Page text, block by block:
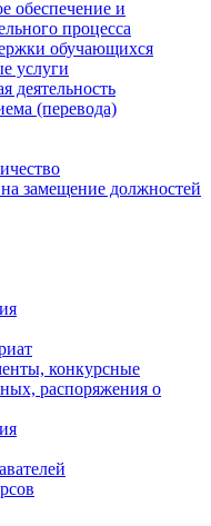
обеспечение и
процесса
обучающихся
услуги
деятельность
(перевода)
замещение должностей
конкурсные
распоряжения о